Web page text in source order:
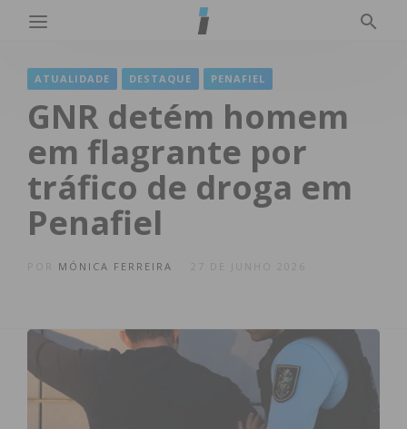
ATUALIDADE DESTAQUE PENAFIEL
GNR detém homem
em flagrante por
tráfico de droga em
Penafiel
MÓNICA FERREIRA 27 DE JUNHO 2026